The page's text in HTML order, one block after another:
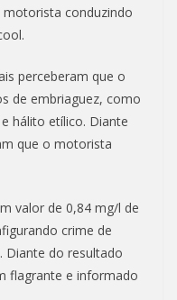
conduzindo
perceberam que o
de embriaguez, como
hálito etílico. Diante
que o motorista
valor de 0,84 mg/l de
crime de
Diante do resultado
flagrante e informado